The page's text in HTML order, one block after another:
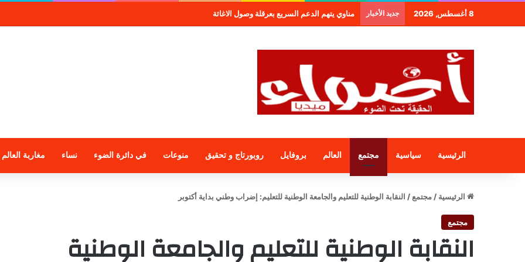
8 أغسطس, 2026 جديد الأخبار مناوي يتهم الدعم السريع بعرقلة وصول الاغاثة
الرئيسية سياسية مجتمع العالم بروفايل روبورتاج و تحقيق منوعات في دائرة الضوء نساء مغاربة العالم
الرئيسية / مجتمع / النقابة الوطنية للتعليم والجامعة الوطنية للتعليم: إضراب وطني بداية أكتوبر
مجتمع
النقابة الوطنية للتعليم والجامعة الوطنية